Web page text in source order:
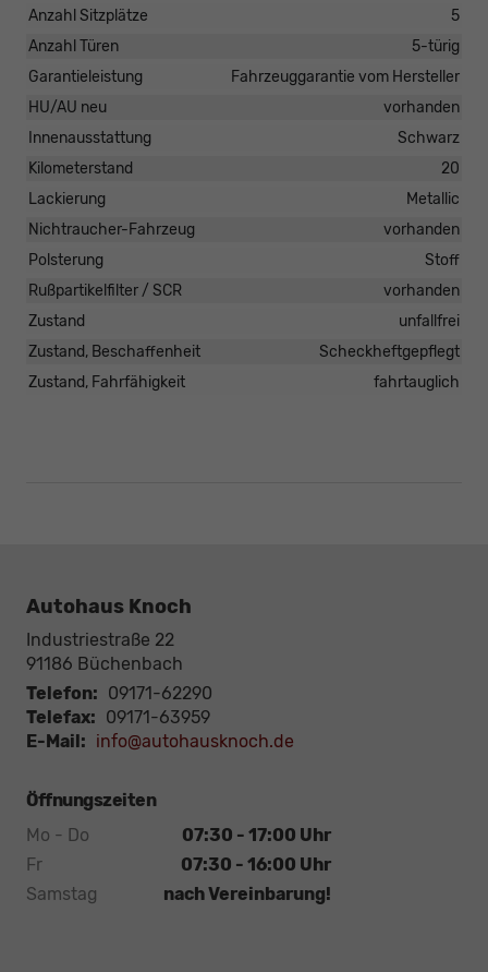
Anzahl Sitzplätze
5
Anzahl Türen
5-türig
Garantieleistung
Fahrzeuggarantie vom Hersteller
HU/AU neu
vorhanden
Innenausstattung
Schwarz
Kilometerstand
20
Lackierung
Metallic
Nichtraucher-Fahrzeug
vorhanden
Polsterung
Stoff
Rußpartikelfilter / SCR
vorhanden
Zustand
unfallfrei
Zustand, Beschaffenheit
Scheckheftgepflegt
Zustand, Fahrfähigkeit
fahrtauglich
Autohaus Knoch
Industriestraße 22
91186 Büchenbach
Telefon: 09171-62290
Telefax: 09171-63959
E-Mail: info@autohausknoch.de
Öffnungszeiten
Mo - Do
07:30 - 17:00 Uhr
Fr
07:30 - 16:00 Uhr
Samstag
nach Vereinbarung!